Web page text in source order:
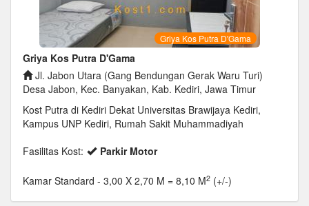
Griya Kos Putra D'Gama
Griya Kos Putra D'Gama
Jl. Jabon Utara (Gang Bendungan Gerak Waru Turi)
Desa Jabon, Kec. Banyakan, Kab. Kediri, Jawa Timur
Kost Putra di Kediri Dekat Universitas Brawijaya Kediri,
Kampus UNP Kediri, Rumah Sakit Muhammadiyah
Fasilitas Kost:
Parkir Motor
Kamar Standard - 3,00 X 2,70 M = 8,10 M2 (+/-)